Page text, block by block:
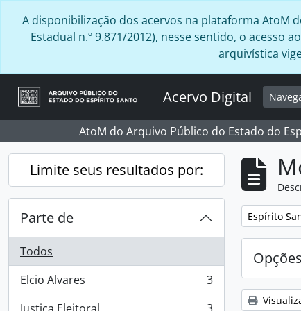
A disponibilização dos acervos na plataforma AtoM
Estadual n.º 9.871/2012), nesse sentido, o
arquivística
Acervo Digital
AtoM do Arquivo Público do Estado do
Limite seus resultados por:
Parte de
Todos
Elcio Alvares
, 3 resultados
3
Remover
Espírito